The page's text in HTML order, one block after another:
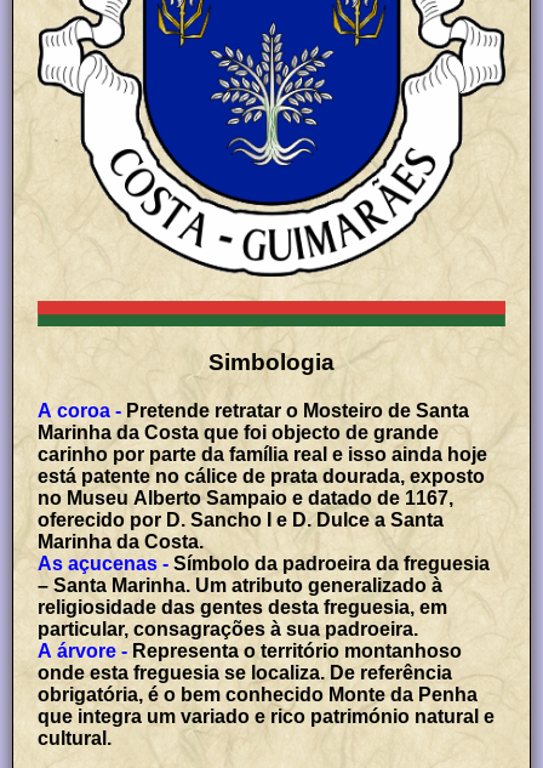
Simbologia
A coroa - Pretende retratar o Mosteiro de Santa
Marinha da Costa que foi objecto de grande
carinho por parte da família real e isso ainda hoje
está patente no cálice de prata dourada, exposto
no Museu Alberto Sampaio e datado de 1167,
oferecido por D. Sancho I e D. Dulce a Santa
Marinha da Costa.
As açucenas - Símbolo da padroeira da freguesia
– Santa Marinha. Um atributo generalizado à
religiosidade das gentes desta freguesia, em
particular, consagrações à sua padroeira.
A árvore - Representa o território montanhoso
onde esta freguesia se localiza. De referência
obrigatória, é o bem conhecido Monte da Penha
que integra um variado e rico património natural e
cultural.